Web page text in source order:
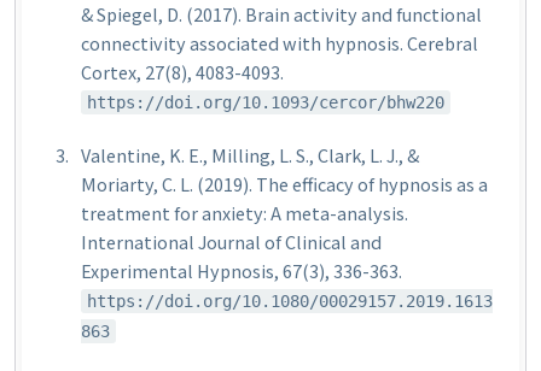
& Spiegel, D. (2017). Brain activity and functional
connectivity associated with hypnosis.Cerebral
Cortex, 27(8), 4083-4093.
https://doi.org/10.1093/cercor/bhw220
Valentine, K. E., Milling, L. S., Clark, L. J., &
Moriarty, C. L. (2019). The efficacy of hypnosis as a
treatment for anxiety: A meta-analysis.
International Journal of Clinical and
Experimental Hypnosis, 67(3), 336-363.
https://doi.org/10.1080/00029157.2019.1613
863